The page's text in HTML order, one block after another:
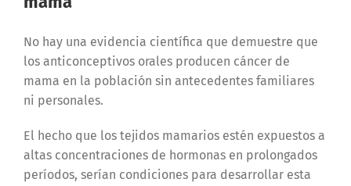
No hay una evidencia científica que demuestre que
los anticonceptivos orales producen cáncer de
mama en la población sin antecedentes familiares
ni personales.
El hecho que los tejidos mamarios estén expuestos a
altas concentraciones de hormonas en prolongados
períodos, serían condiciones para desarrollar esta